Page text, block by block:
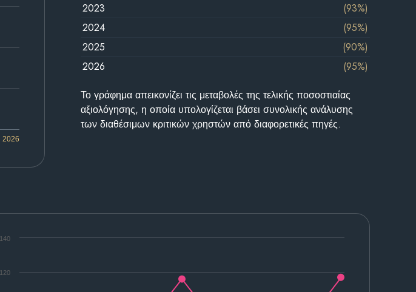
2026
2023
(93%)
2024
(95%)
2025
(90%)
2026
(95%)
Το γράφημα απεικονίζει τις μεταβολές της τελικής ποσοστιαίας
αξιολόγησης, η οποία υπολογίζεται βάσει συνολικής ανάλυσης
των διαθέσιμων κριτικών χρηστών από διαφορετικές πηγές.
120
140